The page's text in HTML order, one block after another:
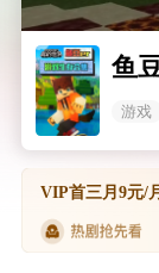
鱼
游戏
VIP首三月9元/月